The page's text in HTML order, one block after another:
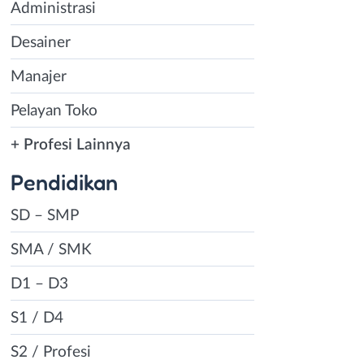
sesuai
banyak
media
menjunjung
kerja yang
yang
aplikasi
sangat
yaitu:
dirancang
Jakarta.
status
Administrasi
Desainer
Manajer
Pelayan Toko
+ Profesi Lainnya
Pendidikan
SD – SMP
SMA / SMK
D1 – D3
S1 / D4
S2 / Profesi